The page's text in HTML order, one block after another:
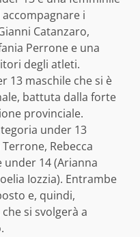
i
Catanzaro,
Perrone e una
degli atleti.
13 maschile che si è
battuta dalla forte
provinciale.
under 13
Rebecca
under 14 (Arianna
Iozzia). Entrambe
e, quindi,
si svolgerà a